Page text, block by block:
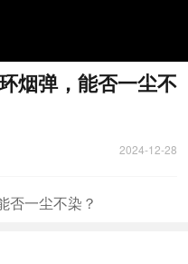
烟弹，能否一尘不
2024-12-28
否一尘不染？